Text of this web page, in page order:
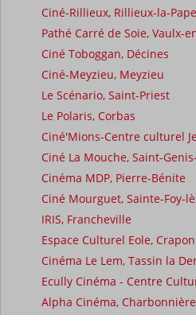
Ciné-Rillieux, Rillieux-la-Pape
Pathé Carré de Soie, Vaulx-
Ciné Toboggan, Décines
Ciné-Meyzieu, Meyzieu
Le Scénario, Saint-Priest
Le Polaris, Corbas
Ciné'Mions-Centre culturel
Ciné La Mouche, Saint-
Cinéma MDP, Pierre-Bénite
Ciné Mourguet, Sainte-Foy-
IRIS, Francheville
Espace Culturel Eole,
Cinéma Le Lem, Tassin la
Ecully Cinéma - Centre
Alpha Cinéma,